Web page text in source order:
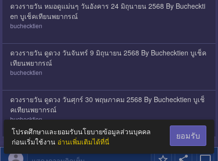
ดวงรายวัน หมอดูแม่นๆ วันอังคาร 24 มิถุนายน 2568 By Bucheckti
en บูเช็คเทียนพยากรณ์
buchecktien
ดวงรายวัน ดูดวง วันจันทร์ 9 มิถุนายน 2568 By Buchecktien บูเช็ค
เทียนพยากรณ์
buchecktien
ดวงรายวัน ดูดวง วันศุกร์ 30 พฤษภาคม 2568 By Buchecktien บูเช็
คเทียนพยากรณ์
buchecktien
โปรดศึกษาและยอมรับนโยบายข้อมูลส่วนบุคคล
ก่อนเริ่มใช้งาน อ่านเพิ่มเติมได้ที่นี่
ยอมรับ